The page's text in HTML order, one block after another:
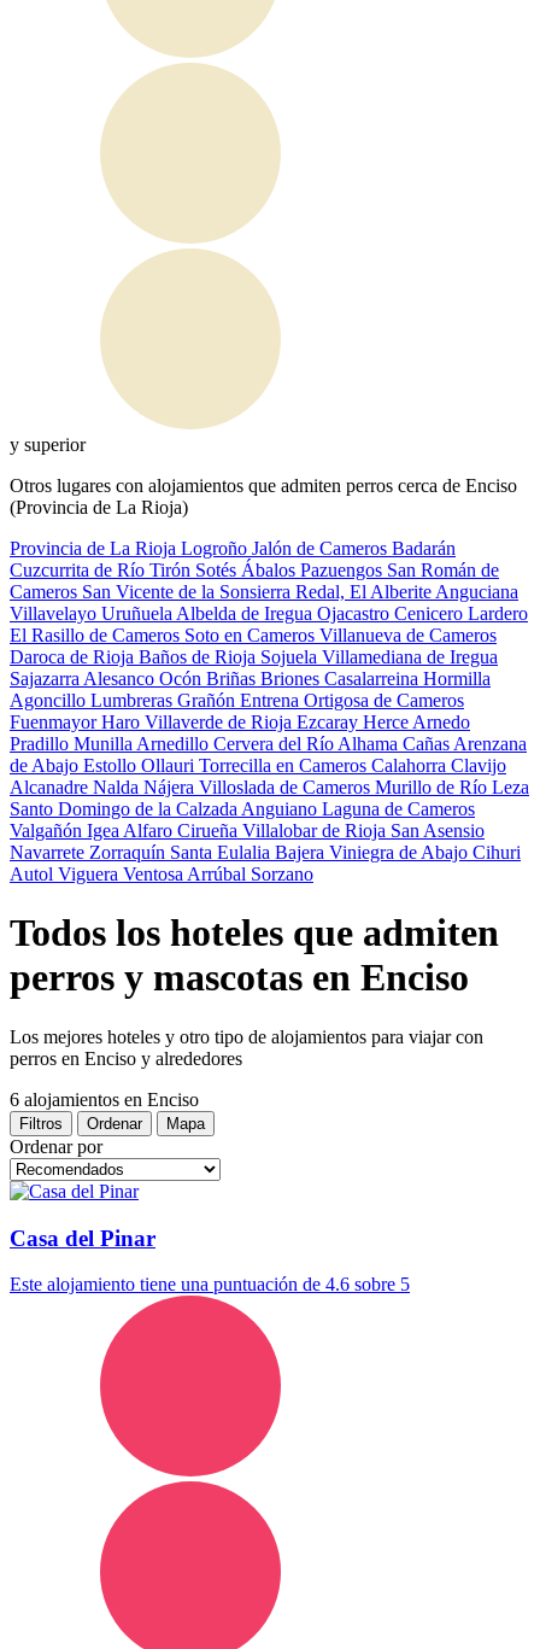
y superior
Otros lugares con alojamientos que admiten perros cerca de Enciso
(Provincia de La Rioja)
Provincia de La Rioja Logroño Jalón de Cameros Badarán
Cuzcurrita de Río Tirón Sotés Ábalos Pazuengos San Román de
Cameros San Vicente de la Sonsierra Redal, El Alberite Anguciana
Villavelayo Uruñuela Albelda de Iregua Ojacastro Cenicero Lardero
El Rasillo de Cameros Soto en Cameros Villanueva de Cameros
Daroca de Rioja Baños de Rioja Sojuela Villamediana de Iregua
Sajazarra Alesanco Ocón Briñas Briones Casalarreina Hormilla
Agoncillo Lumbreras Grañón Entrena Ortigosa de Cameros
FuenmayorHaro Villaverde de Rioja Ezcaray Herce Arnedo
Pradillo Munilla Arnedillo Cervera del Río Alhama Cañas Arenzana
de Abajo Estollo Ollauri Torrecilla en Cameros Calahorra Clavijo
Alcanadre Nalda Nájera Villoslada de Cameros Murillo de Río Leza
Santo Domingo de la Calzada Anguiano Laguna de Cameros
Valgañón Igea Alfaro Cirueña Villalobar de Rioja San Asensio
Navarrete Zorraquín Santa Eulalia Bajera Viniegra de Abajo Cihuri
Autol Viguera Ventosa Arrúbal Sorzano
Todos los hoteles que admiten
perros y mascotas en Enciso
Los mejores hoteles y otro tipo de alojamientos para viajar con
perros en Enciso y alrededores
6 alojamientos en Enciso
Filtros Ordenar Mapa
Ordenar por
Casa del Pinar
Este alojamiento tiene una puntuación de 4.6 sobre 5